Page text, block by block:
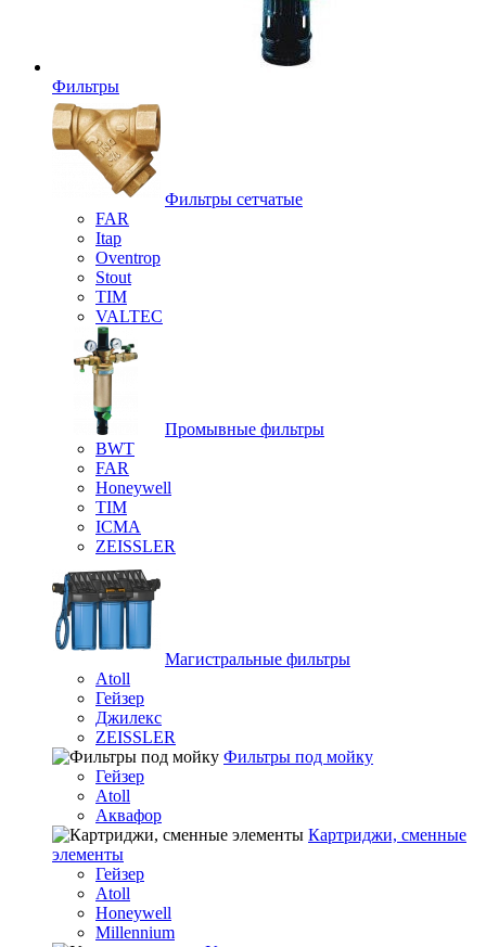
Фильтры
Фильтры сетчатые
FAR
Itap
Oventrop
Stout
TIM
VALTEC
Промывные фильтры
BWT
FAR
Honeywell
TIM
ICMA
ZEISSLER
Магистральные фильтры
Atoll
Гейзер
Джилекс
ZEISSLER
Фильтры под мойку
Гейзер
Atoll
Аквафор
Картриджи, сменные
элементы
Гейзер
Atoll
Honeywell
Millennium